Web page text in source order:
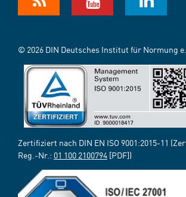
© 2026 DIN Deutsches Institut für Normung
Zertifiziert nach DIN EN ISO 9001:2015-11
Reg.-Nr.: 01 100 2100794 [PDF])